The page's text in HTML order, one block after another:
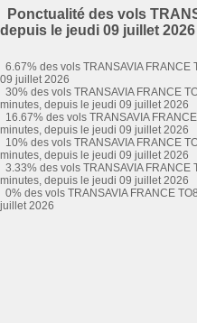
Ponctualité des vols
depuis le jeudi 09 juillet 2026
6.67% des vols TRANSAVIA
09 juillet 2026
30% des vols TRANSAVIA FRANCE
minutes, depuis le jeudi 09 juillet 2026
16.67% des vols TRANSAVIA
minutes, depuis le jeudi 09 juillet 2026
10% des vols TRANSAVIA FRANCE
minutes, depuis le jeudi 09 juillet 2026
3.33% des vols TRANSAVIA
minutes, depuis le jeudi 09 juillet 2026
0% des vols TRANSAVIA FRANCE
juillet 2026